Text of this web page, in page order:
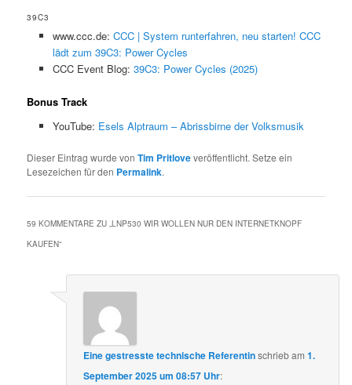
39C3
www.ccc.de: CCC | System runterfahren, neu starten! CCC
lädt zum 39C3: Power Cycles
CCC Event Blog: 39C3: Power Cycles (2025)
Bonus Track
YouTube: Esels Alptraum – Abrissbirne der Volksmusik
Dieser Eintrag wurde vonTim Pritloveveröffentlicht. Setze ein
Lesezeichen für den Permalink.
59 KOMMENTARE ZU „LNP530 WIR WOLLEN NUR DEN INTERNETKNOPF
KAUFEN“
Eine gestresste technische Referentinschriebam1.
September 2025 um 08:57 Uhr: